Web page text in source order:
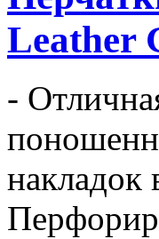
Leather
-
накладок